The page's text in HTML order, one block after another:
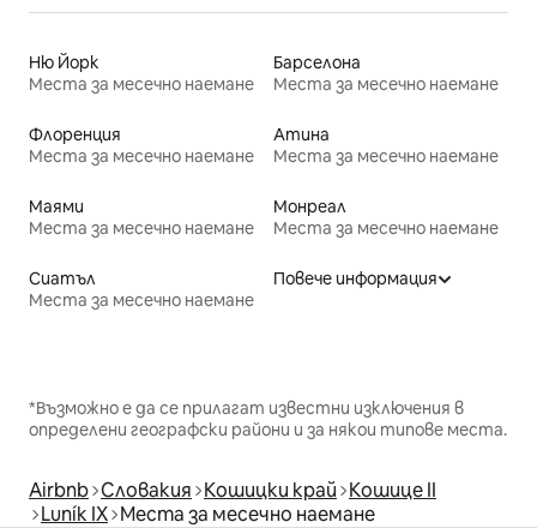
Ню Йорк
Места за месечно наемане
Барселона
Места за месечно наемане
Флоренция
Места за месечно наемане
Атина
Места за месечно наемане
Маями
Места за месечно наемане
Монреал
Места за месечно наемане
Сиатъл
Места за месечно наемане
Повече информация
*Възможно е да се прилагат известни изключения в
определени географски райони и за някои типове места.
Airbnb Словакия Кошицки край Кошице II
Luník IX Места за месечно наемане